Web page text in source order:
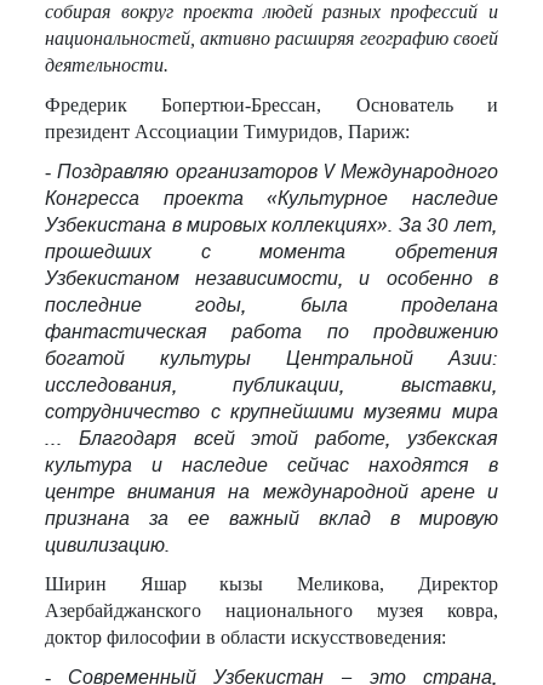
собирая вокруг проекта людей разных профессий и
национальностей, активно расширяя географию своей
деятельности.
Фредерик Бопертюи-Брессан, Основатель и
президент Ассоциации Тимуридов, Париж:
-Поздравляю организаторов V Международного
Конгресса проекта «Культурное наследие
Узбекистана в мировых коллекциях». За 30 лет,
прошедших с момента обретения
Узбекистаном независимости, и особенно в
последние годы, была проделана
фантастическая работа по продвижению
богатой культуры Центральной Азии:
исследования, публикации, выставки,
сотрудничество с крупнейшими музеями мира
... Благодаря всей этой работе, узбекская
культура и наследие сейчас находятся в
центре внимания на международной арене и
признана за ее важный вклад в мировую
цивилизацию.
Ширин Яшар кызы Меликова, Директор
Азербайджанского национального музея ковра,
доктор философии в области искусствоведения:
- Современный Узбекистан – это страна,